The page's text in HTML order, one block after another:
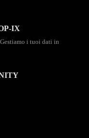
IX
i tuoi dati in